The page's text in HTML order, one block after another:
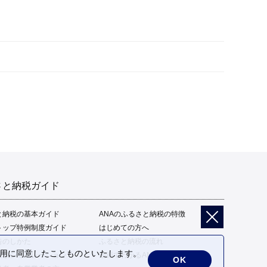
納税ガイド
納税の基本ガイド
ANAのふるさと納税の特徴
ップ特例制度ガイド
はじめての方へ
ふるさと納税の流れ
シミュレーション
動画でわかるANAのふるさと納税
同意したことものといたします。
OK